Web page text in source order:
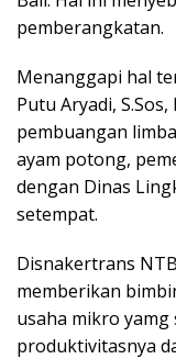
pemberangkatan.
Menanggapi hal
Putu Aryadi,
pembuangan
ayam potong,
dengan Dinas
setempat.
Disnakertrans
memberikan
usaha mikro
produktivitasnya